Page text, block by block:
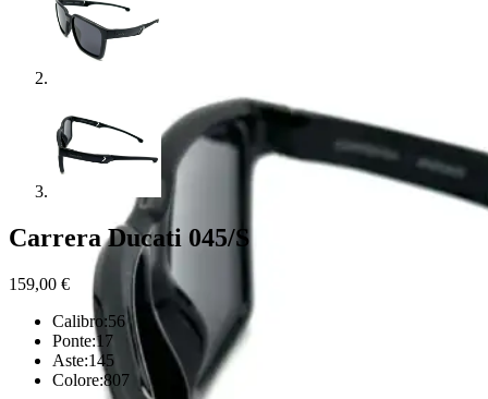
Carrera Ducati 045/S
159,00 €
Calibro:56
Ponte:17
Aste:145
Colore:807